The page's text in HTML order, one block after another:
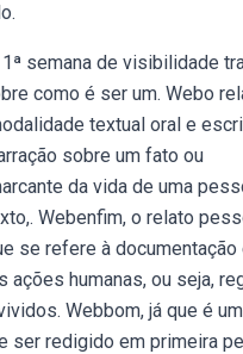
semana de visibilidade
como é ser um. Webo
textual oral e
sobre um fato ou
da vida de uma
Webenfim, o relato
se refere à documentação
ações humanas, ou seja,
Webbom, já que é
ser redigido em primeira